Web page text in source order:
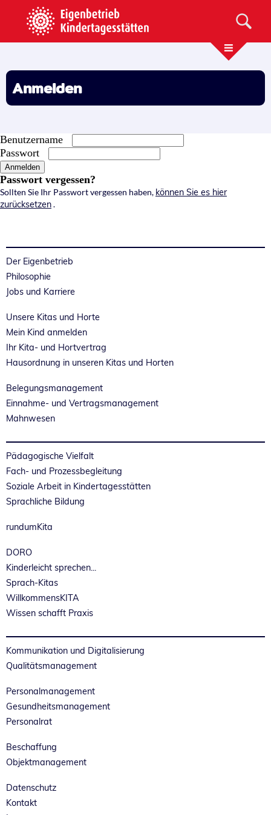
Anmelden
Benutzername
Passwort
Passwort vergessen?
Sollten Sie Ihr Passwort vergessen haben, können Sie es hier
zurücksetzen.
Der Eigenbetrieb
Philosophie
Jobs und Karriere
Unsere Kitas und Horte
Mein Kind anmelden
Ihr Kita- und Hortvertrag
Hausordnung in unseren Kitas und Horten
Belegungsmanagement
Einnahme- und Vertragsmanagement
Mahnwesen
Pädagogische Vielfalt
Fach- und Prozessbegleitung
Soziale Arbeit in Kindertagesstätten
Sprachliche Bildung
rundumKita
DORO
Kinderleicht sprechen...
Sprach-Kitas
WillkommensKITA
Wissen schafft Praxis
Kommunikation und Digitalisierung
Qualitätsmanagement
Personalmanagement
Gesundheitsmanagement
Personalrat
Beschaffung
Objektmanagement
Datenschutz
Kontakt